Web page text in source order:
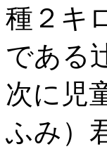
種２キ
である
次に児
ふみ）